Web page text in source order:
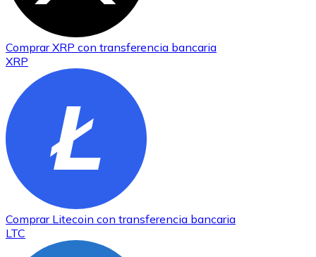
ComprarXRP con transferencia bancaria
XRP
Comprar Litecoin con transferencia bancaria
LTC